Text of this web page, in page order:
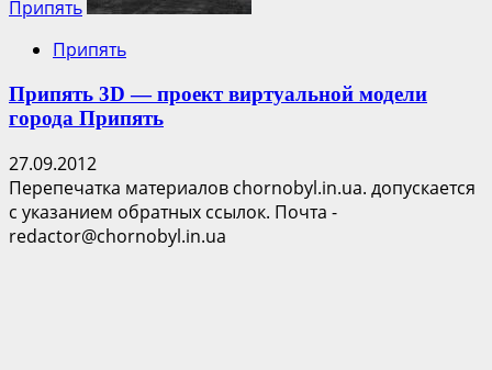
Припять
Припять
Припять 3D — проект виртуальной модели
города Припять
27.09.2012
Перепечатка материалов chornobyl.in.ua. допускается
с указанием обратных ссылок. Почта -
redactor@chornobyl.in.ua